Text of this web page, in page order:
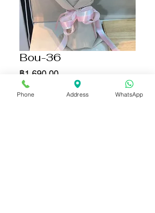
Bou-36
฿1,690.00ราคา
Phone Address WhatsApp